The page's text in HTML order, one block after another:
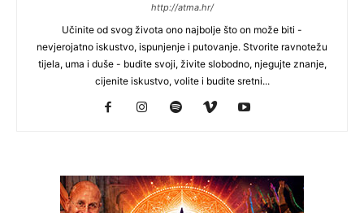
http://atma.hr/
Učinite od svog života ono najbolje što on može biti -
nevjerojatno iskustvo, ispunjenje i putovanje. Stvorite ravnotežu
tijela, uma i duše - budite svoji, živite slobodno, njegujte znanje,
cijenite iskustvo, volite i budite sretni...